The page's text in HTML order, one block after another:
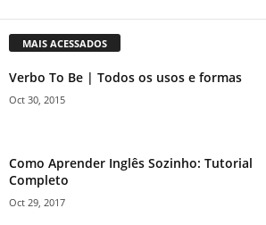
MAIS ACESSADOS
Verbo To Be | Todos os usos e formas
Oct 30, 2015
Como Aprender Inglês Sozinho: Tutorial
Completo
Oct 29, 2017